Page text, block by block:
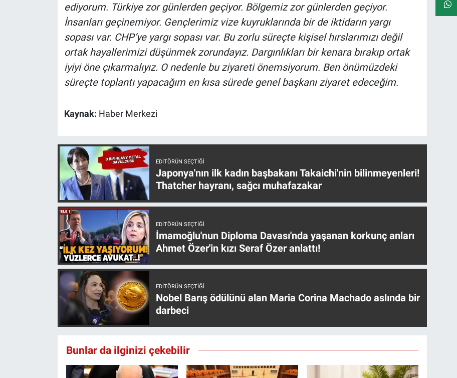
ediyorum. Türkiye zor günlerden geçiyor. Bölgemiz zor günlerden geçiyor.
İnsanları geçinemiyor. Gençlerimiz vize kuyruklarında bir de iktidarın yargı
sopası var. CHP’ye yargı sopası var. Bu zorlu süreçte kişisel hırslarımızı değil
ortak hayallerimizi düşünmek zorundayız. Dargınlıkları bir kenara bırakıp ortak
iyiyi öne çıkarmalıyız. O nedenle bu ziyareti önemsiyorum. Ben önümüzdeki
süreçte toplantı yapacağım en kısa sürede genel başkanı ziyaret edeceğim.
Kaynak: Haber Merkezi
EDITÖRÜN SEÇTIĞI
Japonya'nın ilk kadın başbakanı Takaichi'nin bilinmeyenleri!
Thatcher hayranı, sağcı muhafazakar
EDITÖRÜN SEÇTIĞI
İmamoğlu'nun Diploma Davası'nda yaşanan korkunç anları
Ahmet Özer'in kızı Seraf Özer anlattı!
EDITÖRÜN SEÇTIĞI
Nobel Barış ödülünü alan Maria Corina Machado aslında bir
darbeci
Bunlar da ilginizi çekebilir
Yerel Gündem
Yerel Yaşam
Canlı Yayın